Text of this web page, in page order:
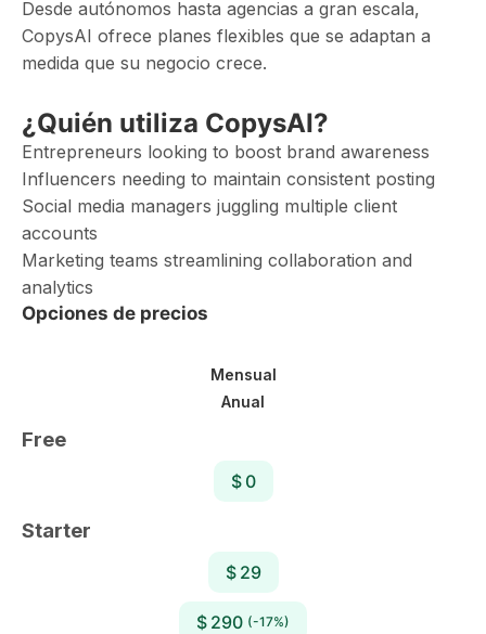
Desde autónomos hasta agencias a gran escala,
CopysAI ofrece planes flexibles que se adaptan a
medida que su negocio crece.
¿Quién utiliza CopysAI?
Entrepreneurs looking to boost brand awareness
Influencers needing to maintain consistent posting
Social media managers juggling multiple client
accounts
Marketing teams streamlining collaboration and
analytics
Opciones de precios
Mensual
Anual
Free
$ 0
Starter
$ 29
$ 290 (-17%)